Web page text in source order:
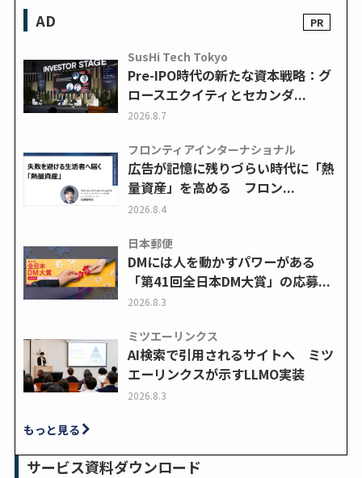
AD
SusHi Tech Tokyo
Pre-IPO時代の新たな資本戦略：グ
ロースエクイティとセカンダ...
2026.8.7
フロンティアインターナショナル
広告が記憶に残りづらい時代に「熱
量資産」を高める フロン...
2026.8.4
日本郵便
DMには人を動かすパワーがある
「第41回全日本DM大賞」の応募...
2026.8.3
ミツエーリンクス
AI検索で引用されるサイトへ ミツ
エーリンクスが示すLLMO実装
2026.8.3
もっと見る
サービス資料ダウンロード